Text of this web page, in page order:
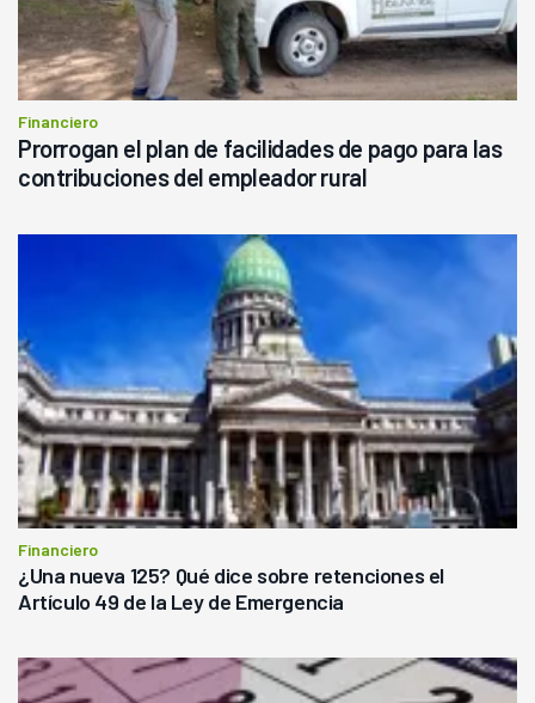
Financiero
Prorrogan el plan de facilidades de pago para las
contribuciones del empleador rural
Financiero
¿Una nueva 125? Qué dice sobre retenciones el
Artículo 49 de la Ley de Emergencia